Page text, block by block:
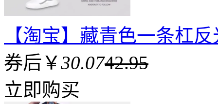
【淘宝】藏青色一条杠
券后￥30.0742.95
立即购买